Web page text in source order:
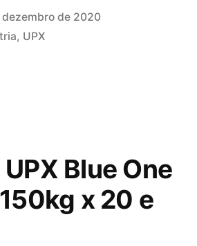
dezembro de 2020
, UPX
Blue One
x 20 e